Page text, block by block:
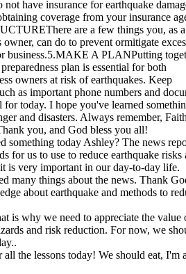
not have insurance for earthquake
coverage from your insurance
are a few things you, as a
owner, can do to prevent ormitigate
business.5.MAKE A PLANPutting
plan is essential for both
owners at risk of earthquakes. Keep
as important phone numbers and
for today. I hope you've learned
and disasters. Always remember,
you, and God bless you all!
something today Ashley? The news
for us to use to reduce earthquake risks
is very important in our day-to-day life.
many things about the news. Thank
about earthquake and methods to
is why we need to appreciate the value
and risk reduction. For now, we
the lessons today! We should eat, I'm